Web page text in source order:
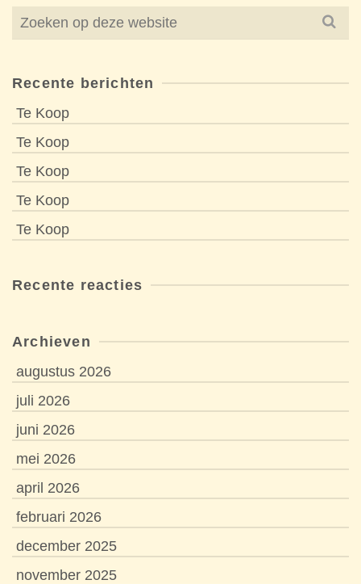
Search
Recente berichten
Te Koop
Te Koop
Te Koop
Te Koop
Te Koop
Recente reacties
Archieven
augustus 2026
juli 2026
juni 2026
mei 2026
april 2026
februari 2026
december 2025
november 2025